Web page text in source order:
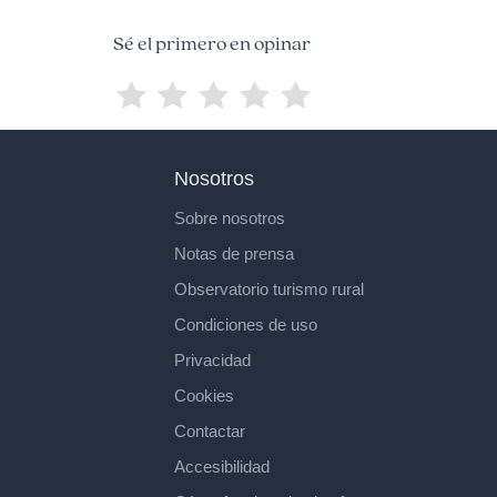
Sé el primero en opinar
Nosotros
Sobre nosotros
Notas de prensa
Observatorio turismo rural
Condiciones de uso
Privacidad
Cookies
Contactar
Accesibilidad